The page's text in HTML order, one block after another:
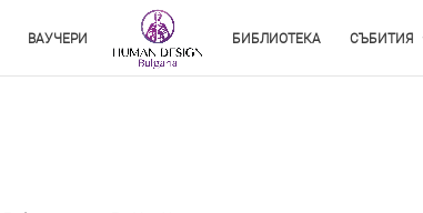
ВАУЧЕРИ БИБЛИОТЕКА СЪБИТИЯ